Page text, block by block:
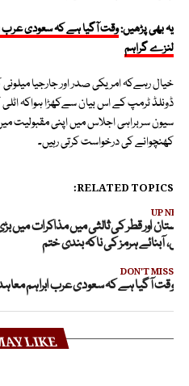
یہ بھی پڑھیں:وقت آگیا ہے کہ سعودی عرب
لنزے گراہم
خیال رہےکہ امریکی صدر اور جارجیا
ڈونلڈ ٹرمپ کے اس بیان سےکھڑا ہواکہ
سیون سربراہی اجلاس میں اپنی مقبولیت
کھنچوانے کی درخواست کرتی رہیں۔
RELATED TOPICS:
UP
اور قطر کی ثالثی میں مذاکرات میں
آبنائے ہرمز کی ناکہ بندی ختم
DON'T MISS
وقت آگیا ہے کہ سعودی عرب ابراہم
LIKE